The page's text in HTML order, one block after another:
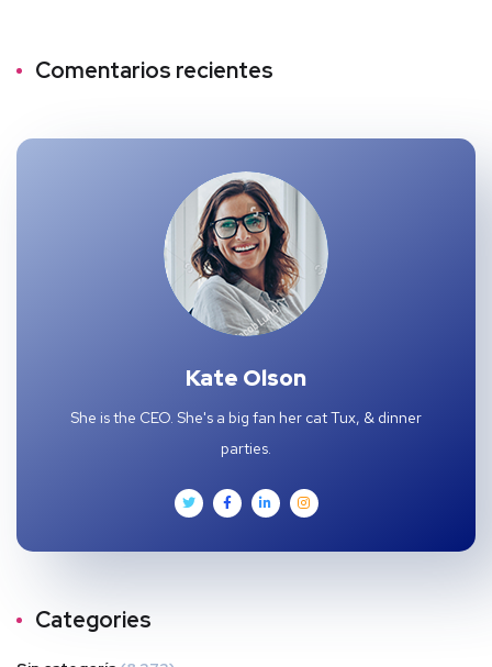
Comentarios recientes
Kate Olson
She is the CEO. She's a big fan her cat Tux, & dinner
parties.
Categories